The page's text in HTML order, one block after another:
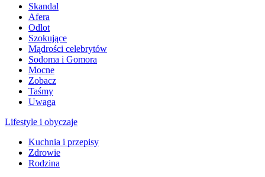
Skandal
Afera
Odlot
Szokujące
Mądrości celebrytów
Sodoma i Gomora
Mocne
Zobacz
Taśmy
Uwaga
Lifestyle i obyczaje
Kuchnia i przepisy
Zdrowie
Rodzina